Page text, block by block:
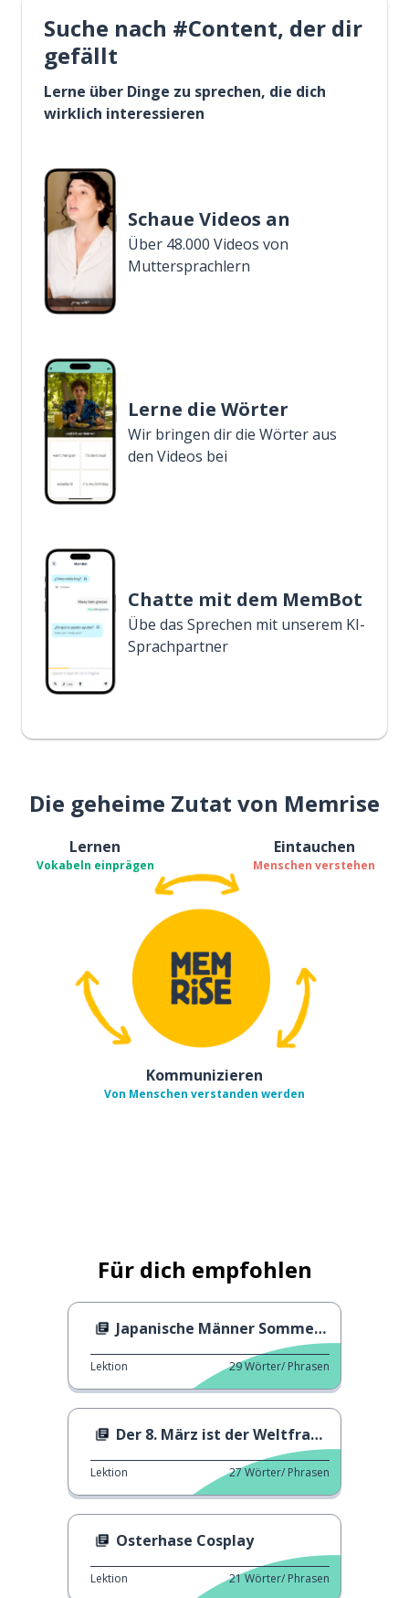
Suche nach #Content, der dir
gefällt
Lerne über Dinge zu sprechen, die dich
wirklich interessieren
Schaue Videos an
Über 48.000 Videos von
Muttersprachlern
Lerne die Wörter
Wir bringen dir die Wörter aus
den Videos bei
Chatte mit dem MemBot
Übe das Sprechen mit unserem KI-
Sprachpartner
Die geheime Zutat von Memrise
Lernen
Vokabeln einprägen
Eintauchen
Menschen verstehen
Kommunizieren
Von Menschen verstanden werden
Für dich empfohlen
Japanische Männer Sommerzeit
Lektion 29Wörter/ Phrasen
Der 8. März ist der Weltfrauentag
Lektion 27Wörter/ Phrasen
Osterhase Cosplay
Lektion 21Wörter/ Phrasen